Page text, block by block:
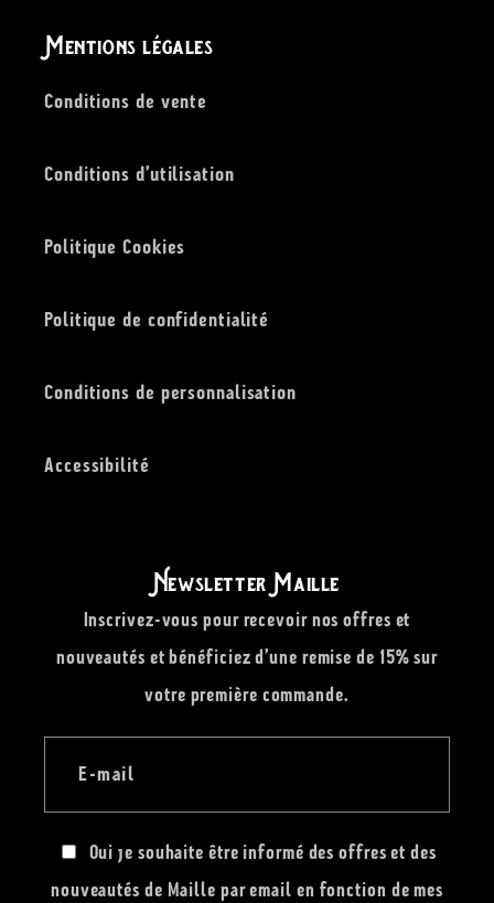
Mentions légales
Conditions de vente
Conditions d’utilisation
Politique Cookies
Politique de confidentialité
Conditions de personnalisation
Accessibilité
Newsletter Maille
Inscrivez-vous pour recevoir nos offres et
nouveautés et bénéficiez d’une remise de 15% sur
votre première commande.
E-mail
Oui je souhaite être informé des offres et des
nouveautés de Maille par email en fonction de mes